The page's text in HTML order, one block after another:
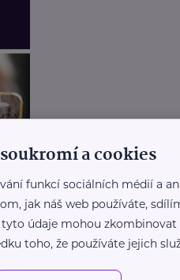
a cookies
funkcí sociálních médií a
jak náš web používáte,
údaje mohou
toho, že používáte jejich